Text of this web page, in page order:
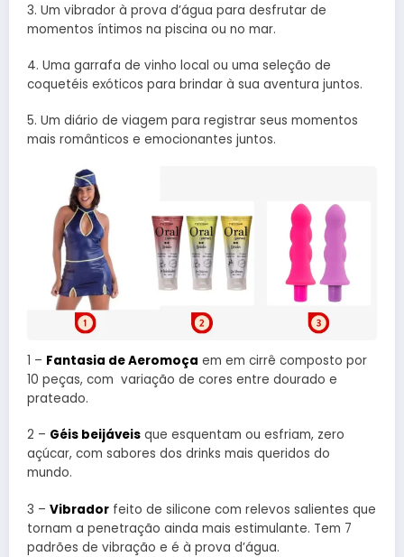
3. Um vibrador à prova d’água para desfrutar de
momentos íntimos na piscina ou no mar.
4. Uma garrafa de vinho local ou uma seleção de
coquetéis exóticos para brindar à sua aventura juntos.
5. Um diário de viagem para registrar seus momentos
mais românticos e emocionantes juntos.
1 – Fantasia de Aeromoça em em cirrê composto por
10 peças, com variação de cores entre dourado e
prateado.
2 – Géis beijáveis que esquentam ou esfriam, zero
açúcar, com sabores dos drinks mais queridos do
mundo.
3 – Vibrador feito de silicone com relevos salientes que
tornam a penetração ainda mais estimulante. Tem 7
padrões de vibração e é à prova d’água.